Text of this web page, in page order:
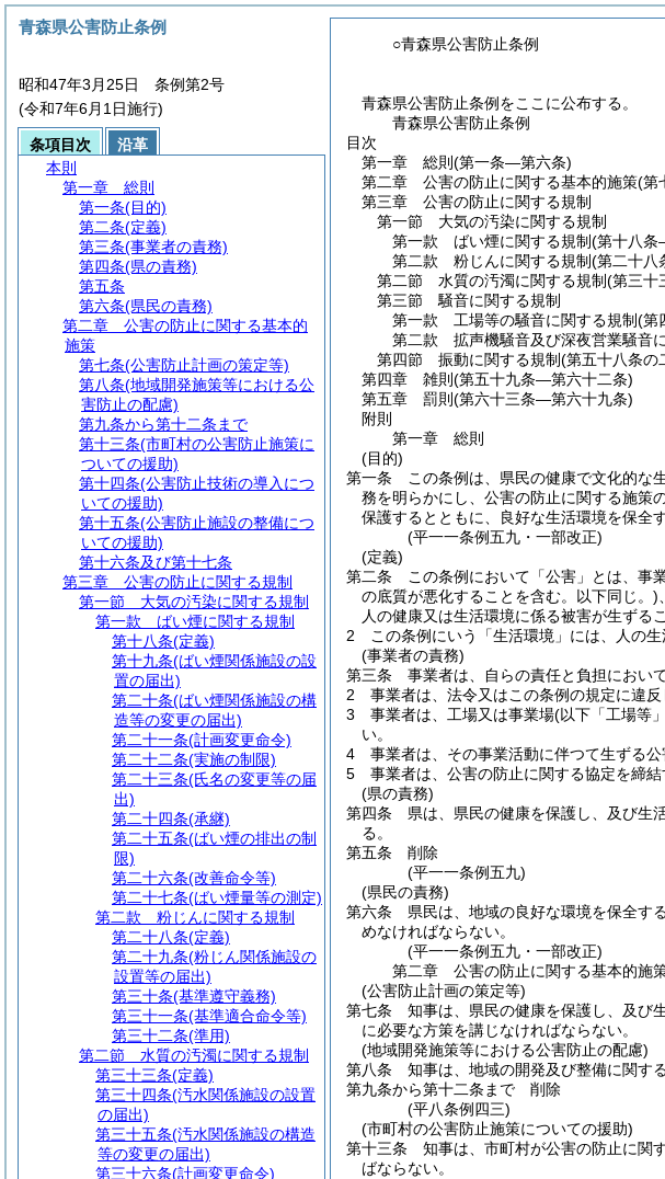
○青森県公害防止条例
青森県公害防止条例をここに公布する。
青森県公害防止条例
目次
第一章
総則 (第一条―第六条)
第二章
公害の防止に関する基本的施策(第
第三章
公害の防止に関する規制
第一節
大気の汚染に関する規制
第一款
ばい煙に関する規制(第十八条
第二款
粉じんに関する規制(第二十八
第二節
水質の汚濁に関する規制(第三十
第三節
騒音に関する規制
第一款
工場等の騒音に関する規制(第
第二款
拡声機騒音及び深夜営業騒音
第四節
振動に関する規制(第五十八条
第四章
雑則 (第五十九条―第六十二条)
第五章
罰則 (第六十三条―第六十九条)
附則
第一章
総則
(目的)
第一条
この条例は、県民の健康で文化的な
務を明らかにし、公害の防止に関する施策
保護するとともに、良好な生活環境を保全
(平一一条例五九・一部改正)
(定義)
第二条
この条例において「公害」とは、事
の底質が悪化することを含む。以下同じ。)
人の健康又は生活環境に係る被害が生ずる
2
この条例にいう「生活環境」には、人の
(事業者の責務)
第三条
事業者は、自らの責任と負担におい
2
事業者は、法令又はこの条例の規定に違
3
事業者は、工場又は事業場(以下「工場等
い。
4
事業者は、その事業活動に伴つて生ずる
5
事業者は、公害の防止に関する協定を締結
(県の責務)
第四条
県は、県民の健康を保護し、及び生
る。
第五条
削除
(平一一条例五九)
(県民の責務)
第六条
県民は、地域の良好な環境を保全す
めなければならない。
(平一一条例五九・一部改正)
第二章
公害の防止に関する基本的施
(公害防止計画の策定等)
第七条
知事は、県民の健康を保護し、及び
に必要な方策を講じなければならない。
(地域開発施策等における公害防止の配慮)
第八条
知事は、地域の開発及び整備に関す
第九条から第十二条まで
削除
(平八条例四三)
(市町村の公害防止施策についての援助)
第十三条
知事は、市町村が公害の防止に関
ばならない。
青森県公害防止条例
昭和47年3月25日 条例第2号
(令和7年6月1日施行)
条項目次
沿革
本則
第一章
総則
第一条(目的)
第二条(定義)
第三条(事業者の責務)
第四条(県の責務)
第五条
第六条(県民の責務)
第二章
公害の防止に関する基本的
施策
第七条(公害防止計画の策定等)
第八条(地域開発施策等における公
害防止の配慮)
第九条から第十二条まで
第十三条(市町村の公害防止施策に
ついての援助)
第十四条(公害防止技術の導入につ
いての援助)
第十五条(公害防止施設の整備につ
いての援助)
第十六条及び第十七条
第三章
公害の防止に関する規制
第一節
大気の汚染に関する規制
第一款
ばい煙に関する規制
第十八条(定義)
第十九条(ばい煙関係施設の設
置の届出)
第二十条(ばい煙関係施設の構
造等の変更の届出)
第二十一条(計画変更命令)
第二十二条(実施の制限)
第二十三条(氏名の変更等の届
出)
第二十四条(承継)
第二十五条(ばい煙の排出の制
限)
第二十六条(改善命令等)
第二十七条(ばい煙量等の測定)
第二款
粉じんに関する規制
第二十八条(定義)
第二十九条(粉じん関係施設の
設置等の届出)
第三十条(基準遵守義務)
第三十一条(基準適合命令等)
第三十二条(準用)
第二節
水質の汚濁に関する規制
第三十三条(定義)
第三十四条(汚水関係施設の設置
の届出)
第三十五条(汚水関係施設の構造
等の変更の届出)
第三十六条(計画変更命令)